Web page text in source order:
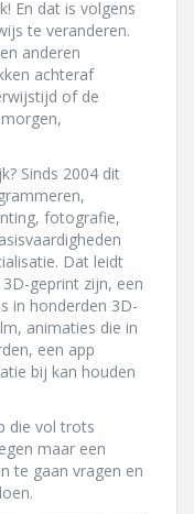
En dat is volgens
te veranderen.
anderen
achteraf
of de
Sinds 2004 dit
fotografie,
Dat leidt
geprint zijn, een
in honderden 3D-
animaties die in
een app
bij kan houden
die vol trots
maar een
te gaan vragen en